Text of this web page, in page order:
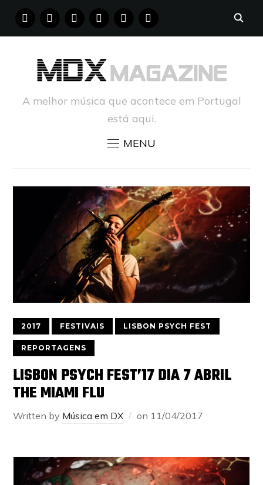
FACEBOOKINSTAGRAM
YOUTUBE PINTERESTTUMBLR
A melhor música que acontece em Portugal
está aqui.
MENU
2017 FESTIVAIS LISBON PSYCH FEST
REPORTAGENS
LISBON PSYCH FEST’17 DIA 7 ABRIL
THE MIAMI FLU
Written by Música em DX on 11/04/2017